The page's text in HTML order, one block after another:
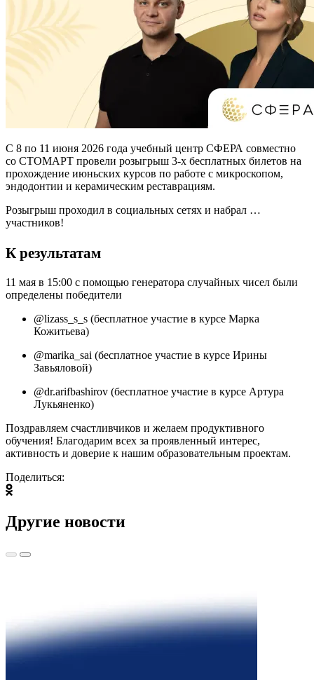
С 8 по 11 июня 2026 года учебный центр СФЕРА совместно
со СТОМАРТ провели розыгрыш 3-х бесплатных билетов на
прохождение июньских курсов по работе с микроскопом,
эндодонтии и керамическим реставрациям.
Розыгрыш проходил в социальных сетях и набрал …
участников!
К результатам
11 мая в 15:00 с помощью генератора случайных чисел были
определены победители
@lizass_s_s (бесплатное участие в курсе Марка
Кожитьева)
@marika_sai (бесплатное участие в курсе Ирины
Завьяловой)
@dr.arifbashirov (бесплатное участие в курсе Артура
Лукьяненко)
Поздравляем счастливчиков и желаем продуктивного
обучения! Благодарим всех за проявленный интерес,
активность и доверие к нашим образовательным проектам.
Поделиться:
Другие новости